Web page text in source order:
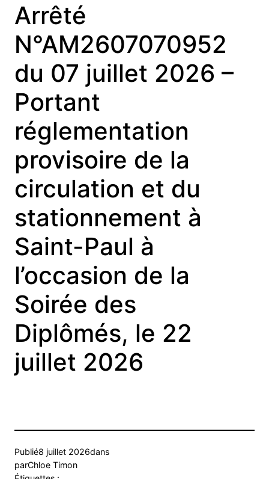
Arrêté
N°AM2607070952
du 07 juillet 2026 –
Portant
réglementation
provisoire de la
circulation et du
stationnement à
Saint-Paul à
l’occasion de la
Soirée des
Diplômés, le 22
juillet 2026
Publié8 juillet 2026dans
parChloe Timon